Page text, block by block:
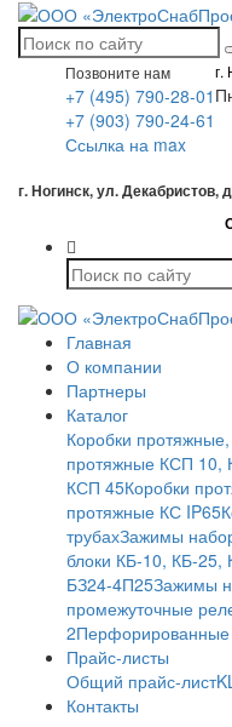
г.
Позвоните нам
+7 (495) 790-28-01
+7 (903) 790-24-61
Ссылка на max
г. Ногинск, ул. Декабристов,
Главная
О компании
Партнеры
Каталог
Коробки
протяжные КСП
КСП 45Коробки
протяжные КС IP65
трубахЗажимы
блоки КБ-10, КБ-25,
БЗ24-4П25Зажимы
промежуточные
2Перфорированные
Прайс-листы
Общий прайс-лист
Контакты